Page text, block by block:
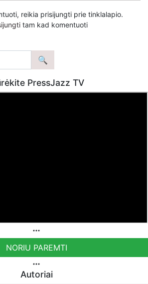
PayPal paspaudę šią nuorodą –
reikia prisijungti prie tinklalapio.
tam kad komentuoti
PressJazz TV
NORIU PAREMTI
Autoriai